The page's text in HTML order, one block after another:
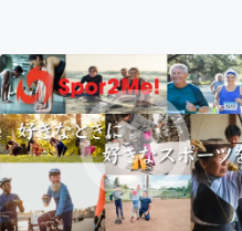
テクノロジー・ガ
映像・映画
ビジネス・起業